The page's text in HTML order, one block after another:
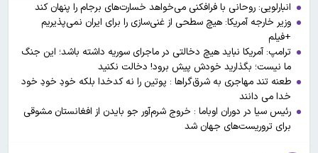
انبارلویی: روحانی با فرافکنی می‌خواهد خسارت‌های برجام را پنهان کند
وزیر خارجه آمریکا: هیچ سطحی از غنی‌سازی را برای ایران نمی‌پذیریم
+فیلم
ترامپ: آمریکا نباید هیچ دخالتی در ماجرای سوریه داشته باشد؛ این جنگ
ما نیست؛ بگذارید خودش پیش برود! دخالت نکنید
طعنه تند مهاجری به شرق‌گراها : پوتین را نه کدخدا بلکه خودِ خودِ خود
خدا می دانند
رئیس سیا در دوران اوباما : خروج شرم‌آور جو بایدن از افغانستان مشوقی
برای تروریست‌های جهان شد